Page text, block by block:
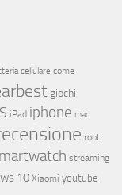
cellulare come
giochi
iPad iphone mac
root
streaming
10 Xiaomi youtube